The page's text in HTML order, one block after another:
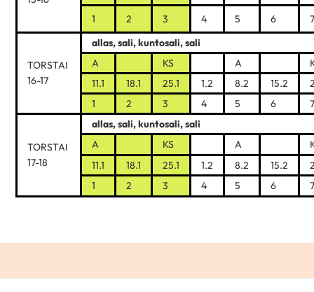
1
2 3 4 5 6 7
TORSTAI
16-17
allas, sali, kuntosali, sali
A
KS A
11.1
18.1 25.1 1.2 8.2 15.2
1
2 3 4 5 6 7
TORSTAI
17-18
allas, sali, kuntosali, sali
A
KS A
11.1
18.1 25.1 1.2 8.2 15.2
1
2 3 4 5 6 7